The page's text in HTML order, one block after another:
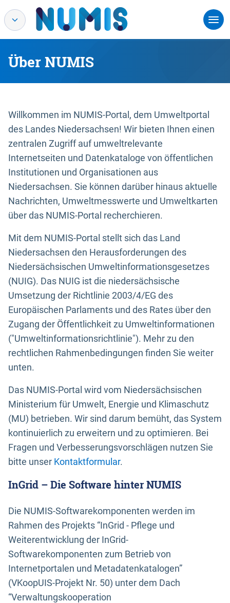
Über NUMIS
Willkommen im NUMIS-Portal, dem Umweltportal
des Landes Niedersachsen! Wir bieten Ihnen einen
zentralen Zugriff auf umweltrelevante
Internetseiten und Datenkataloge von öffentlichen
Institutionen und Organisationen aus
Niedersachsen. Sie können darüber hinaus aktuelle
Nachrichten, Umweltmesswerte und Umweltkarten
über das NUMIS-Portal recherchieren.
Mit dem NUMIS-Portal stellt sich das Land
Niedersachsen den Herausforderungen des
Niedersächsischen Umweltinformationsgesetzes
(NUIG). Das NUIG ist die niedersächsische
Umsetzung der Richtlinie 2003/4/EG des
Europäischen Parlaments und des Rates über den
Zugang der Öffentlichkeit zu Umweltinformationen
("Umweltinformationsrichtlinie"). Mehr zu den
rechtlichen Rahmenbedingungen finden Sie weiter
unten.
Das NUMIS-Portal wird vom Niedersächsischen
Ministerium für Umwelt, Energie und Klimaschutz
(MU) betrieben. Wir sind darum bemüht, das System
kontinuierlich zu erweitern und zu optimieren. Bei
Fragen und Verbesserungsvorschlägen nutzen Sie
bitte unser Kontaktformular.
InGrid – Die Software hinter NUMIS
Die NUMIS-Softwarekomponenten werden im
Rahmen des Projekts “InGrid - Pflege und
Weiterentwicklung der InGrid-
Softwarekomponenten zum Betrieb von
Internetportalen und Metadatenkatalogen”
(VKoopUIS-Projekt Nr. 50) unter dem Dach
“Verwaltungskooperation